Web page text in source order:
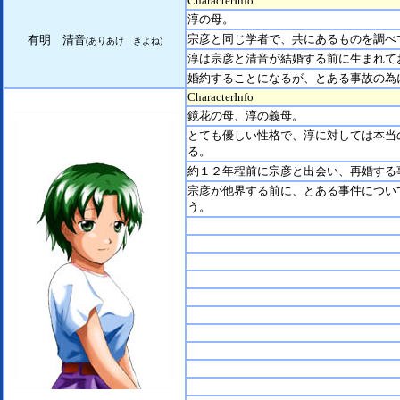
有明 清音(ありあけ きよね)
淳の母。
宗彦と同じ学者で、共にあるものを調べ
淳は宗彦と清音が結婚する前に生まれ
婚約することになるが、とある事故の
CharacterInfo
鏡花の母、淳の義母。
とても優しい性格で、淳に対しては本
る。
約１２年程前に宗彦と出会い、再婚する
宗彦が他界する前に、とある事件につ
う。